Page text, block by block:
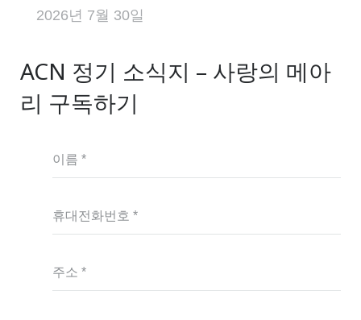
2026년 7월 30일
ACN 정기 소식지 – 사랑의 메아
리 구독하기
이름 *
휴대전화번호 *
주소 *